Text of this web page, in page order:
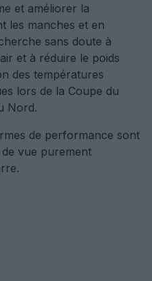
et améliorer la
les manches et en
sans doute à
et à réduire le poids
des températures
lors de la Coupe du
Nord.
de performance sont
vue purement